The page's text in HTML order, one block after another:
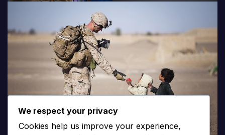
We respect your privacy
Cookies help us improve your experience,